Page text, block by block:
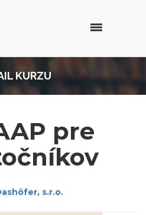
KURZU
pre
s.r.o.